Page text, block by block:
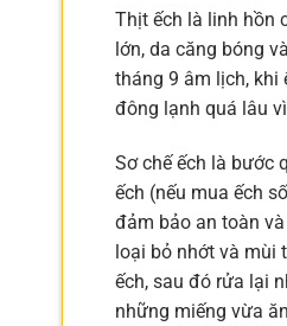
Thịt ếch là linh hồn
lớn, da căng bóng
tháng 9 âm lịch, khi
đông lạnh quá lâu
Sơ chế ếch là bước
ếch (nếu mua ếch
đảm bảo an toàn
loại bỏ nhớt và mùi
ếch, sau đó rửa lại
những miếng vừa